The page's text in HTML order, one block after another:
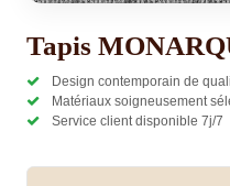
Tapis
Design contemporain de
Matériaux soigneusement
Service client disponible 7j/7